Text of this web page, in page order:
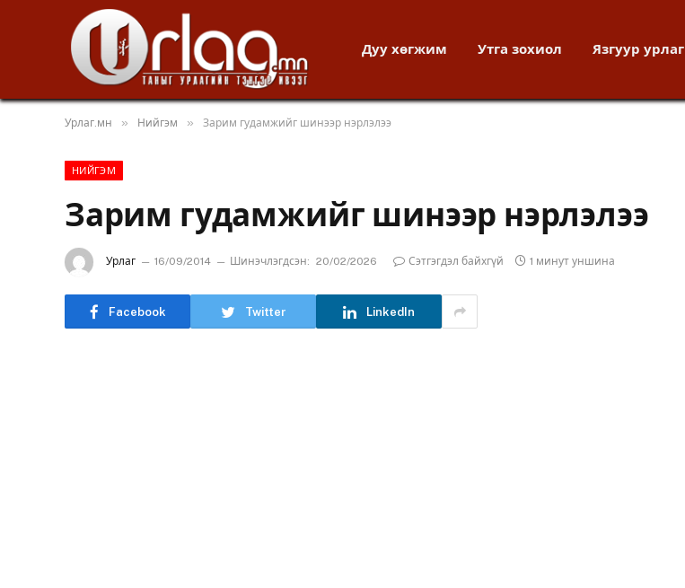
Дуу хөгжим Утга зохиол Язгуур урлаг
Урлаг.мн » Нийгэм » Зарим гудамжийг шинээр нэрлэлээ
НИЙГЭМ
Зарим гудамжийг шинээр нэрлэлээ
Урлаг 16/09/2014 Шинэчлэгдсэн: 20/02/2026 Сэтгэгдэл байхгүй 1 минут уншина
Facebook Twitter LinkedIn